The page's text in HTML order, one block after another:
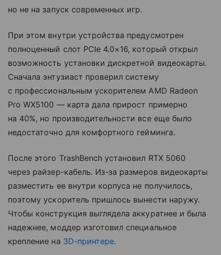
но не на запуск современных игр.
При этом внутри устройства предусмотрен
полноценный слот PCIe 4.0×16, который открыл
возможность установки дискретной видеокарты.
Сначала энтузиаст проверил систему
с профессиональным ускорителем AMD Radeon
Pro WX5100 — карта дала прирост примерно
на 40%, но производительности все еще было
недостаточно для комфортного гейминга.
После этого TrashBench установил RTX 5060
через райзер-кабель. Из-за размеров видеокарты
разместить ее внутри корпуса не получилось,
поэтому ускоритель пришлось вынести наружу.
Чтобы конструкция выглядела аккуратнее и была
надежнее, моддер изготовил специальное
крепление на 3D-принтере.